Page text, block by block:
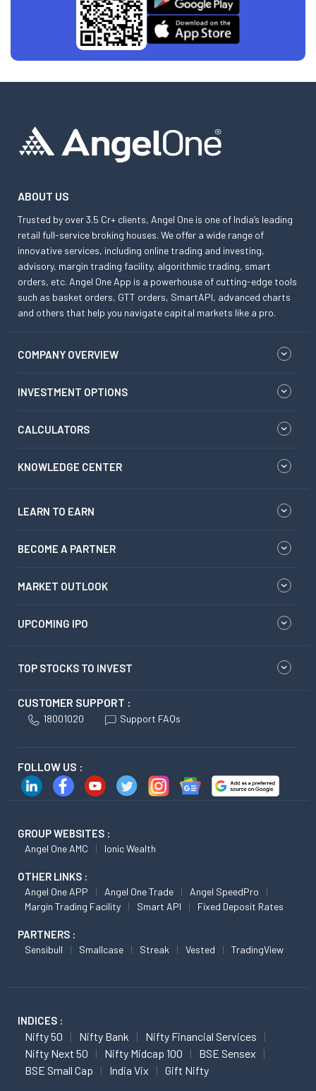
ABOUT US
Trusted by over 3.5 Cr+ clients, Angel One is one of India’s leading
retail full-service broking houses. We offer a wide range of
innovative services, including online trading and investing,
advisory, margin trading facility, algorithmic trading, smart
orders, etc. Angel One App is a powerhouse of cutting-edge tools
such as basket orders, GTT orders, SmartAPI, advanced charts
and others that help you navigate capital markets like a pro.
COMPANY OVERVIEW
INVESTMENT OPTIONS
CALCULATORS
KNOWLEDGE CENTER
LEARN TO EARN
BECOME A PARTNER
MARKET OUTLOOK
UPCOMING IPO
TOP STOCKS TO INVEST
CUSTOMER SUPPORT :
18001020 Support FAQs
FOLLOW US :
GROUP WEBSITES :
Angel One AMC Ionic Wealth
OTHER LINKS :
Angel One APP Angel One Trade
Angel SpeedPro
Margin Trading Facility
Smart API Fixed Deposit Rates
PARTNERS :
Sensibull Smallcase Streak Vested TradingView
INDICES :
Nifty 50 Nifty Bank
Nifty Financial Services
Nifty Next 50
Nifty Midcap 100
BSE Sensex
BSE Small Cap
India Vix Gift Nifty